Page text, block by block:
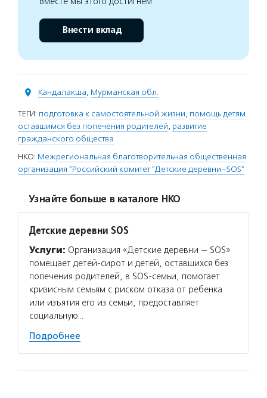
Внести вклад
Кандалакша, Мурманская обл.
ТЕГИ: подготовка к самостоятельной жизни, помощь детям
оставшимся без попечения родителей, развитие
гражданского общества
НКО: Межрегиональная благотворительная общественная
организация "Российский комитет "Детские деревни–SOS"
Узнайте больше в каталоге НКО
Детские деревни SOS
Услуги: Организация «Детские деревни — SOS»
помещает детей-сирот и детей, оставшихся без
попечения родителей, в SOS-семьи, помогает
кризисным семьям с риском отказа от ребенка
или изъятия его из семьи, предоставляет
социальную…
Подробнее